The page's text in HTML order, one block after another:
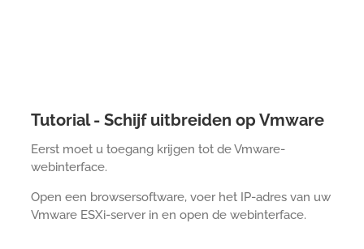
Tutorial - Schijf uitbreiden op Vmware
Eerst moet u toegang krijgen tot de Vmware-
webinterface.
Open een browsersoftware, voer het IP-adres van uw
Vmware ESXi-server in en open de webinterface.